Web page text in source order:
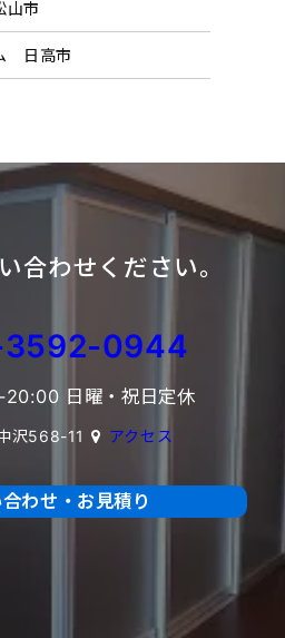
山市
日高市
合わせください。
0944
日曜・祝日定休
沢568-11 アクセス
わせ・お見積り